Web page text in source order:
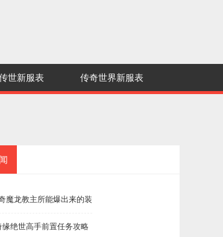
世新服表 传奇世界新服表
魔龙教主所能爆出来的装
缘绝世高手前置任务攻略